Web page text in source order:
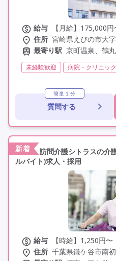
給与
【月給】175,000
住所 宮崎県えびの市大
最寄り駅 京町温泉、鶴
未経験歓迎 病院・クリニッ
交通費支給
年間休日110日
定年60歳以上
駅近
簡単１分
質問する
新着
訪問介護シトラスの介
ルバイト)求人・採用
給与
【時給】1,250円〜
住所 千葉県鎌ケ谷市南